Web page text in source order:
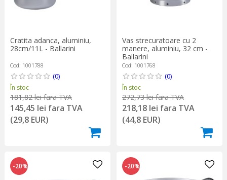
Cratita adanca, aluminiu,
28cm/11L - Ballarini
Cod: 1001788
(0)
În stoc
181,82 lei fara TVA
145,45 lei fara TVA
(29,8 EUR)
Vas strecuratoare cu 2
manere, aluminiu, 32 cm -
Ballarini
Cod: 1001768
(0)
În stoc
272,73 lei fara TVA
218,18 lei fara TVA
(44,8 EUR)
-20% -20%